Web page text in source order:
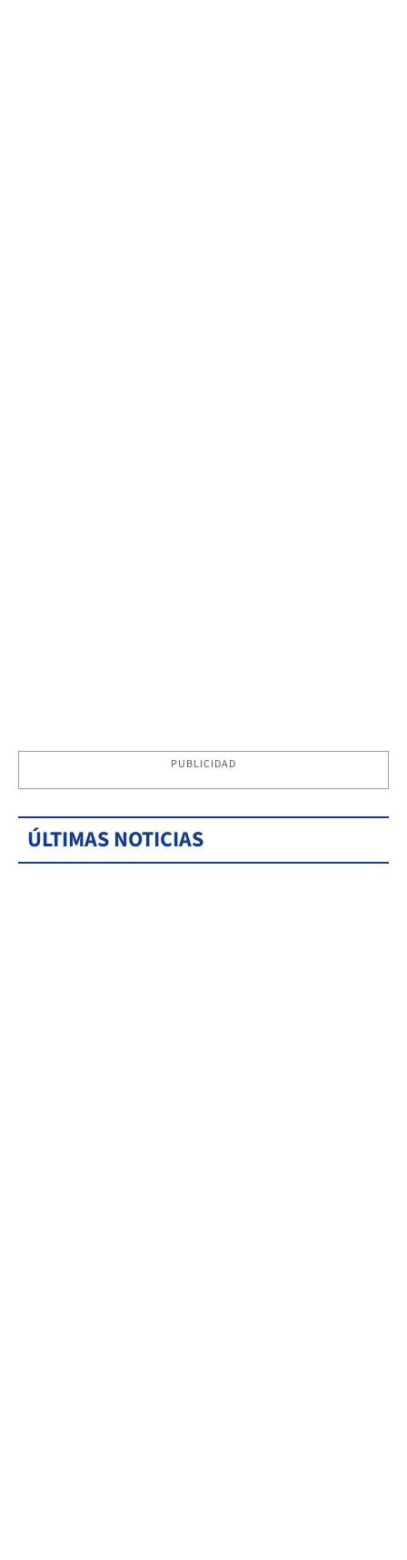
PUBLICIDAD
ÚLTIMAS NOTICIAS